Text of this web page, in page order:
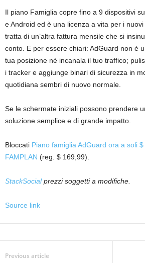
Il piano Famiglia copre fino a 9 dispositivi
e Android ed è una licenza a vita per i
tratta di un’altra fattura mensile che si
conto. E per essere chiari: AdGuard non è
tua posizione né incanala il tuo traffico;
i tracker e aggiunge binari di sicurezza in
quotidiana sembri di nuovo normale.
Se le schermate iniziali possono prendere
soluzione semplice e di grande impatto.
Bloccati Piano famiglia AdGuard ora a soli
FAMPLAN (reg. $ 169,99).
StackSocialprezzi soggetti a modifiche.
Source link
Previous article